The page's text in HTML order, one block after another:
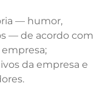
— humor,
— de acordo com
da empresa e